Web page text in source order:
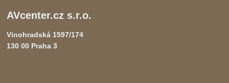
AVcenter.cz s.r.o.
Vinohradská 1597/174
130 00 Praha 3